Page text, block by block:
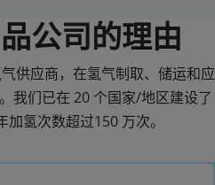
公司的理由
供应商，在氢气制取、储运和应
我们已在 20 个国家/地区建设了
氢次数超过150 万次。